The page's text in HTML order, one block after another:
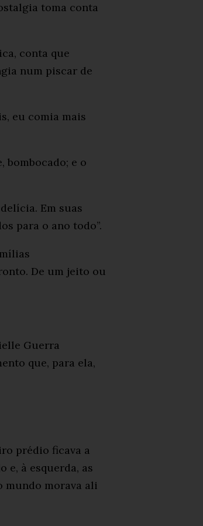
toma conta
conta que
num piscar de
eu comia mais
bombocado; e o
Em suas
para o ano todo”.
De um jeito ou
Guerra
que, para ela,
prédio ficava a
e, à esquerda, as
mundo morava ali